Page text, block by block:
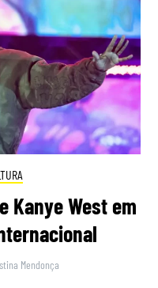
Kanye West em
Mendonça